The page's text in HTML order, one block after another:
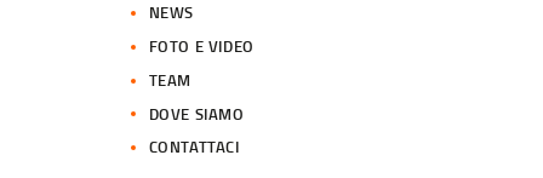
NEWS
FOTO E VIDEO
TEAM
DOVE SIAMO
CONTATTACI